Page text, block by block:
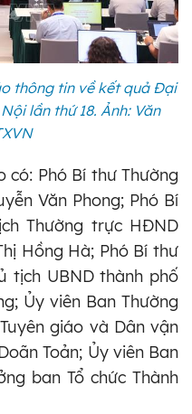
thông tin về kết quả Đại
lần thứ 18. Ảnh: Văn
Phó Bí thư Thường
Văn Phong; Phó Bí
Thường trực HĐND
Hồng Hà; Phó Bí thư
tịch UBND thành phố
Ủy viên Ban Thường
giáo và Dân vận
Toản; Ủy viên Ban
ban Tổ chức Thành